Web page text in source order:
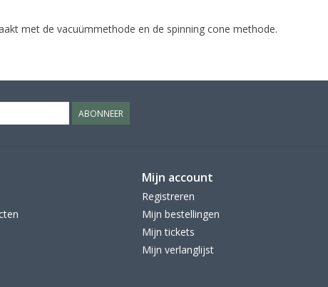
met de vacuümmethode en de spinning cone methode.
ABONNEER
Mijn account
Registreren
Mijn bestellingen
Mijn tickets
Mijn verlanglijst